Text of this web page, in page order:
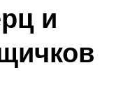
и